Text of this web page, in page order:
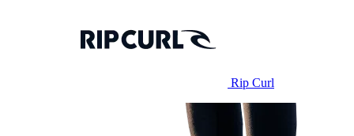
Rip Curl